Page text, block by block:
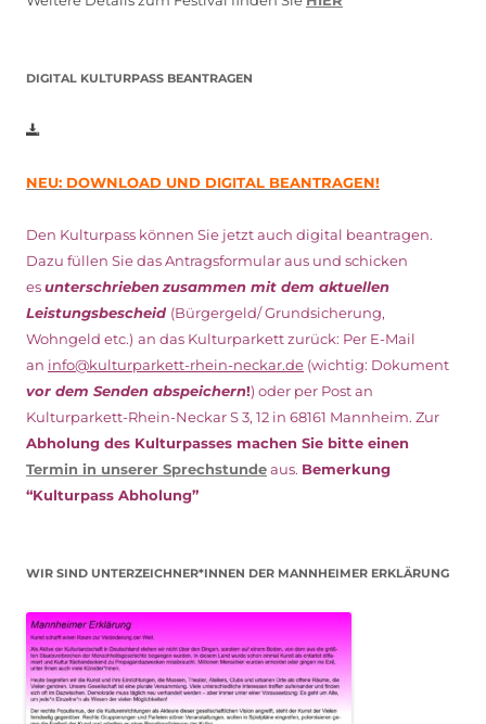
DIGITAL KULTURPASS BEANTRAGEN
NEU: DOWNLOAD UND DIGITAL BEANTRAGEN!
Den Kulturpass können Sie jetzt auch digital beantragen.
Dazu füllen Sie das Antragsformular aus und schicken
esunterschriebenzusammen mit dem aktuellen
Leistungsbescheid (Bürgergeld/ Grundsicherung,
Wohngeld etc.) an das Kulturparkett zurück: Per E-Mail
an info@kulturparkett-rhein-neckar.de (wichtig: Dokument
vor dem Senden abspeichern!) oder per Post an
Kulturparkett-Rhein-Neckar S 3, 12 in 68161 Mannheim. Zur
Abholung des Kulturpasses machen Sie bitte einen
Termin in unserer Sprechstundeaus. Bemerkung
“Kulturpass Abholung”
WIR SIND UNTERZEICHNER*INNEN DER MANNHEIMER ERKLÄRUNG